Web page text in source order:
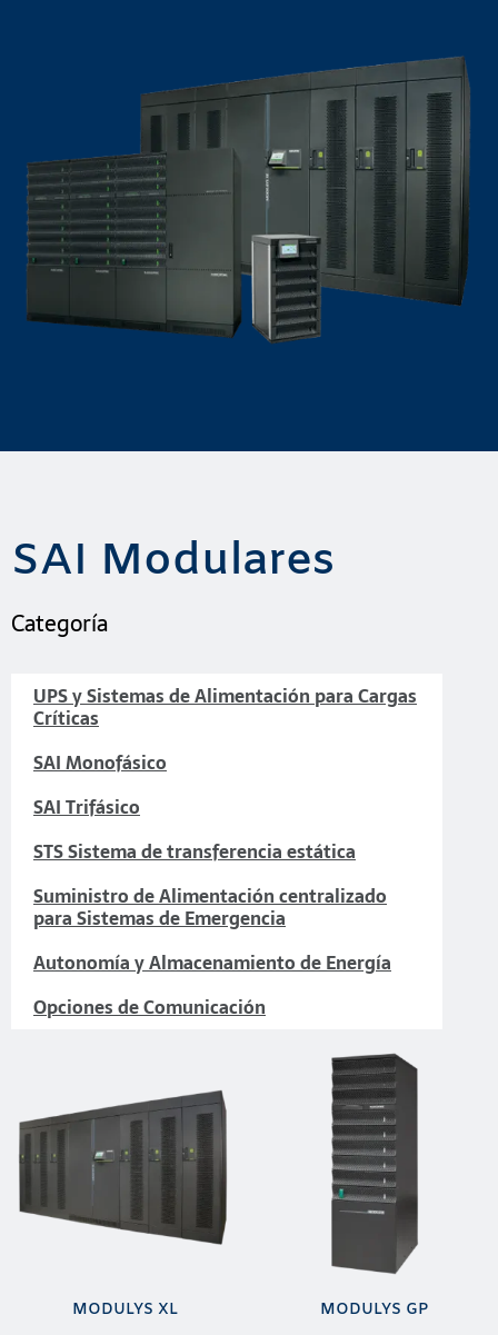
SAI Modulares
Categoría
UPS y Sistemas de Alimentación para Cargas
Críticas
SAI Monofásico
SAI Trifásico
STS Sistema de transferencia estática
Suministro de Alimentación centralizado
para Sistemas de Emergencia
Autonomía y Almacenamiento de Energía
Opciones de Comunicación
MODULYS XL MODULYS GP